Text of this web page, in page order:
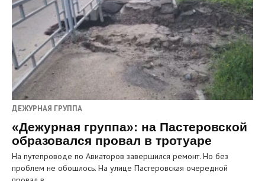
ДЕЖУРНАЯ ГРУППА
«Дежурная группа»: на Пастеровской
образовался провал в тротуаре
На путепроводе по Авиаторов завершился ремонт. Но без
проблем не обошлось. На улице Пастеровская очередной